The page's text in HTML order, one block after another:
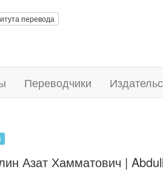
перевода
Переводчики
Азат Хамматович |